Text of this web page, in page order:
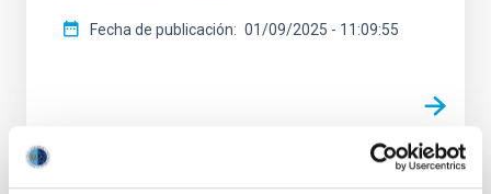
Fecha de publicación 01/09/2025 - 11:09:55